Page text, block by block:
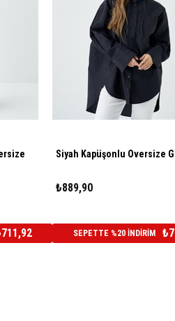
Siyah Kapüşonlu Oversize
₺889,90
SEPETTE %20 İNDİRİM